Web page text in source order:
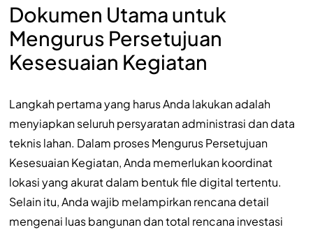
Dokumen Utama untuk
Mengurus Persetujuan
Kesesuaian Kegiatan
Langkah pertama yang harus Anda lakukan adalah
menyiapkan seluruh persyaratan administrasi dan data
teknis lahan. Dalam proses Mengurus Persetujuan
Kesesuaian Kegiatan, Anda memerlukan koordinat
lokasi yang akurat dalam bentuk file digital tertentu.
Selain itu, Anda wajib melampirkan rencana detail
mengenai luas bangunan dan total rencana investasi